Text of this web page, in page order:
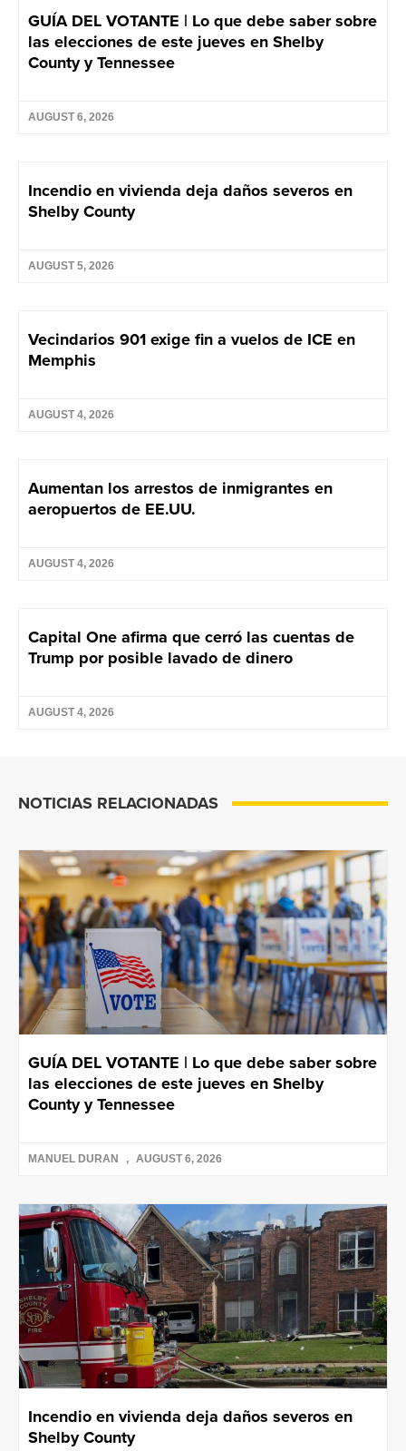
GUÍA DEL VOTANTE | Lo que debe saber sobre
las elecciones de este jueves en Shelby
County y Tennessee
AUGUST 6, 2026
Incendio en vivienda deja daños severos en
Shelby County
AUGUST 5, 2026
Vecindarios 901 exige fin a vuelos de ICE en
Memphis
AUGUST 4, 2026
Aumentan los arrestos de inmigrantes en
aeropuertos de EE.UU.
AUGUST 4, 2026
Capital One afirma que cerró las cuentas de
Trump por posible lavado de dinero
AUGUST 4, 2026
NOTICIAS RELACIONADAS
GUÍA DEL VOTANTE | Lo que debe saber sobre
las elecciones de este jueves en Shelby
County y Tennessee
MANUEL DURAN AUGUST 6, 2026
Incendio en vivienda deja daños severos en
Shelby County